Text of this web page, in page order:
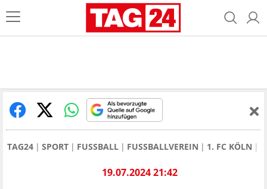
TAG24 SPORT FUSSBALL FUSSBALLVEREIN 1. FC KÖLN
19.07.2024 21:42